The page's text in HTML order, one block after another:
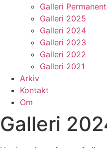
Galleri
Galleri 2025
Galleri 2024
Galleri 2023
Galleri 2022
Galleri 2021
Arkiv
Kontakt
Om
Galleri